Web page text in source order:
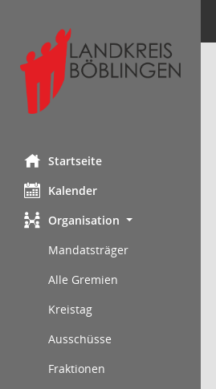
Startseite
Kalender
Organisation
Mandatsträger
Alle Gremien
Kreistag
Ausschüsse
Fraktionen